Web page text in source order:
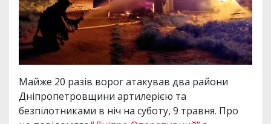
Майже 20 разів ворог атакував два райони
Дніпропетровщини артилерією та
безпілотниками в ніч на суботу, 9 травня. Про